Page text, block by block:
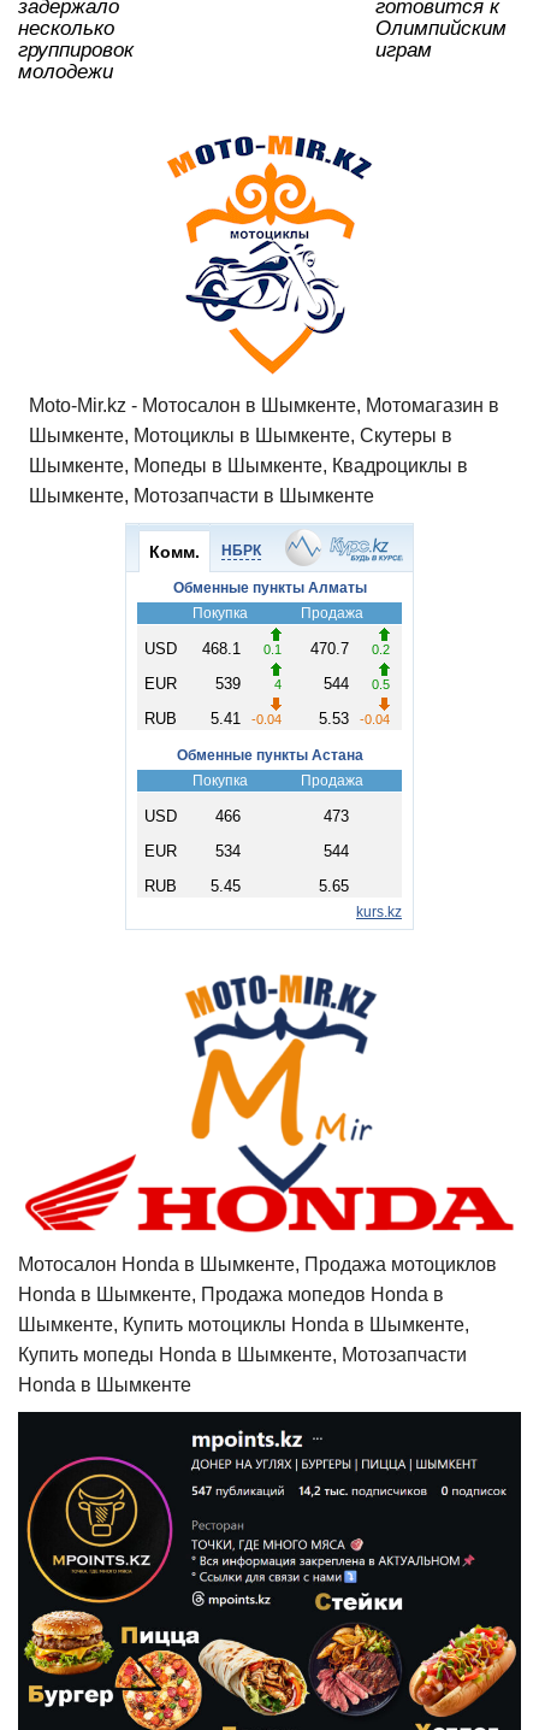
задержало
несколько
группировок
молодежи
готовится к
Олимпийским
играм
Moto-Mir.kz - Мотосалон в Шымкенте, Мотомагазин в
Шымкенте, Мотоциклы в Шымкенте, Скутеры в
Шымкенте, Мопеды в Шымкенте, Квадроциклы в
Шымкенте, Мотозапчасти в Шымкенте
Мотосалон Honda в Шымкенте, Продажа мотоциклов
Honda в Шымкенте, Продажа мопедов Honda в
Шымкенте, Купить мотоциклы Honda в Шымкенте,
Купить мопеды Honda в Шымкенте, Мотозапчасти
Honda в Шымкенте